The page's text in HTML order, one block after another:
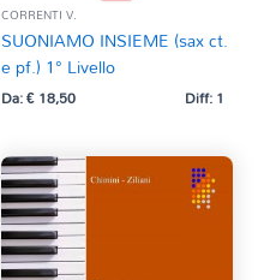
CORRENTI V.
SUONIAMO INSIEME (sax ct.
e pf.) 1° Livello
Da:€18,50 Diff: 1